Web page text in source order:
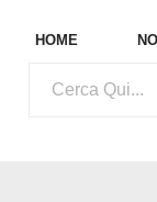
HOME